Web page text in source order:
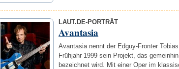
LAUT.DE-PORTRÄT
Avantasia
Avantasia nennt der Edguy-Fronter
Frühjahr 1999 sein Projekt, das
bezeichnet wird. Mit einer Oper im